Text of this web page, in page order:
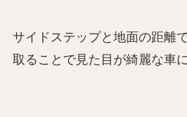
サイドステップと地面の距離
取ることで見た目が綺麗な車